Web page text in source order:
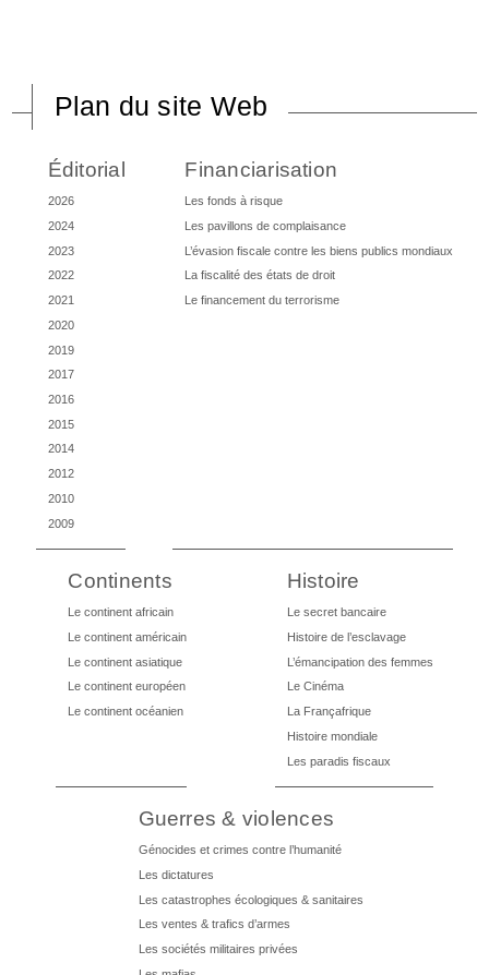
Plan du site Web
Éditorial
2026
2024
2023
2022
2021
2020
2019
2017
2016
2015
2014
2012
2010
2009
Financiarisation
Les fonds à risque
Les pavillons de complaisance
L’évasion fiscale contre les biens publics mondiaux
La fiscalité des états de droit
Le financement du terrorisme
Continents
Le continent africain
Le continent américain
Le continent asiatique
Le continent européen
Le continent océanien
Histoire
Le secret bancaire
Histoire de l’esclavage
L’émancipation des femmes
Le Cinéma
La Françafrique
Histoire mondiale
Les paradis fiscaux
Guerres & violences
Génocides et crimes contre l’humanité
Les dictatures
Les catastrophes écologiques & sanitaires
Les ventes & trafics d’armes
Les sociétés militaires privées